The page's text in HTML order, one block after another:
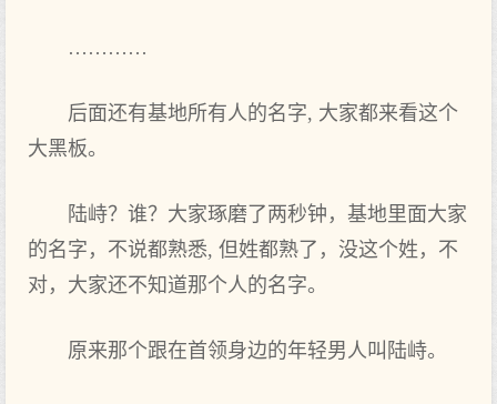
…………
后面还有基地所有人的名字, 大家都来看这个
大黑板。
陆峙？谁？大家琢磨了两秒钟，基地里面大家
的名字，不说都熟悉, 但姓都熟了，没这个姓，不
对，大家还不知道那个人的名字。
原来那个跟在首领身边的年轻男人叫陆峙。